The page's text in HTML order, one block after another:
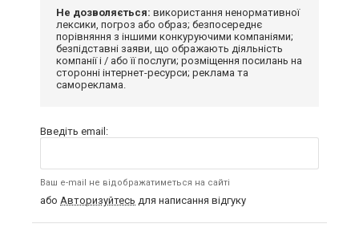
Не дозволяється: використання ненормативної
лексики, погроз або образ; безпосереднє
порівняння з іншими конкуруючими компаніями;
безпідставні заяви, що ображають діяльність
компанії і / або її послуги; розміщення посилань на
сторонні інтернет-ресурси; реклама та
самореклама.
Введіть email:
Ваш e-mail не відображатиметься на сайті
або Авторизуйтесь для написання відгуку